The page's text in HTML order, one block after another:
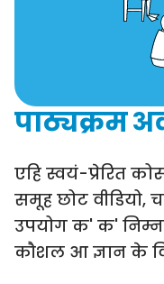
पाठ्यक्रम
एहि स्वयं-प्रेरित
समूह छोट वीडियो,
उपयोग क' क'
कौशल आ ज्ञान के